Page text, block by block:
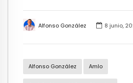
Alfonso González 8 junio,
Alfonso González Amlo